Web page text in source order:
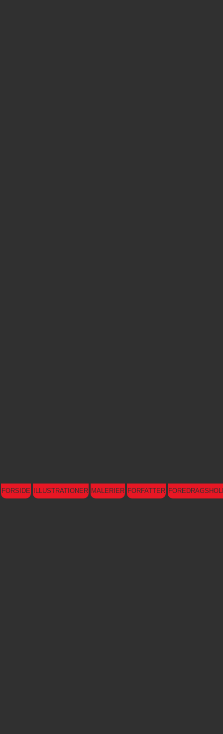
FORSIDE ILLUSTRATIONER MALERIER FORFATTER